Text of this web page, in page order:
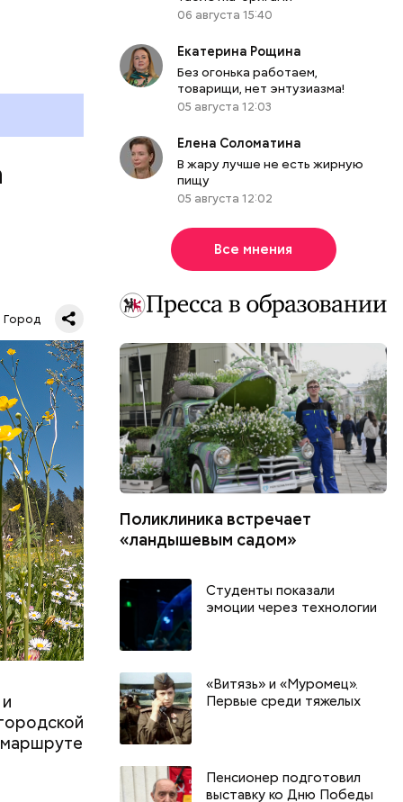
День разглядывания
День
Город
маршруте
06 августа 15:40
Екатерина Рощина
Без огонька работаем,
товарищи, нет энтузиазма!
05 августа 12:03
Елена Соломатина
В жару лучше не есть жирную
пищу
05 августа 12:02
Все мнения
Поликлиника встречает
«ландышевым садом»
Студенты показали
эмоции через технологии
«Витязь» и «Муромец».
Первые среди тяжелых
Пенсионер подготовил
выставку ко Дню Победы